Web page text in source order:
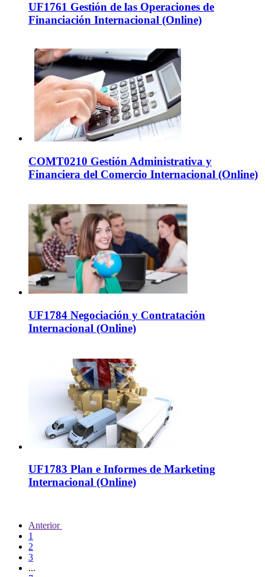
UF1761 Gestión de las Operaciones de
Financiación Internacional (Online)
COMT0210 Gestión Administrativa y
Financiera del Comercio Internacional (Online)
UF1784 Negociación y Contratación
Internacional (Online)
UF1783 Plan e Informes de Marketing
Internacional (Online)
Anterior
1
2
3
...